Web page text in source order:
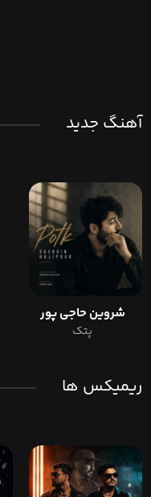
آهنگ جدید
شروین حاجی پور
پتک
ریمیکس ها